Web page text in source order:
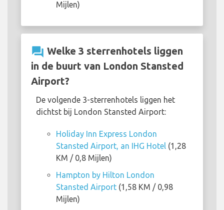
Mijlen)
question_answer Welke 3 sterrenhotels liggen
in de buurt van London Stansted
Airport?
De volgende 3-sterrenhotels liggen het
dichtst bij London Stansted Airport:
Holiday Inn Express London
Stansted Airport, an IHG Hotel (1,28
KM / 0,8 Mijlen)
Hampton by Hilton London
Stansted Airport (1,58 KM / 0,98
Mijlen)